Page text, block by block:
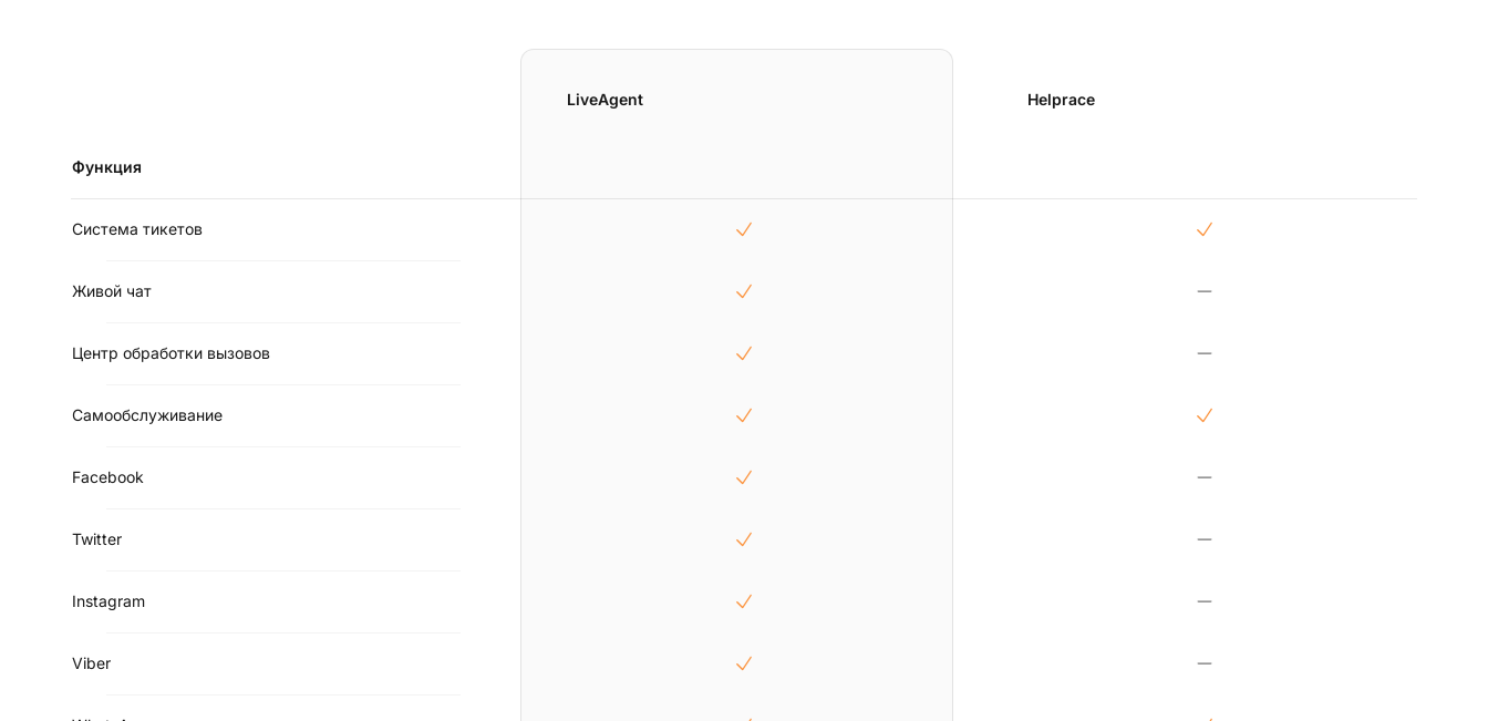
LiveAgent Helprace
Функция
Система тикетов
Живой чат
Центр обработки вызовов
Самообслуживание
Facebook
Twitter
Instagram
Viber